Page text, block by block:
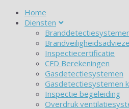
Home
Diensten
Inspectiecertificatie
CFD Berekeningen
Gasdetectiesystemen
Gasdetectiesystemen
Inspectie begeleiding
Overdruk